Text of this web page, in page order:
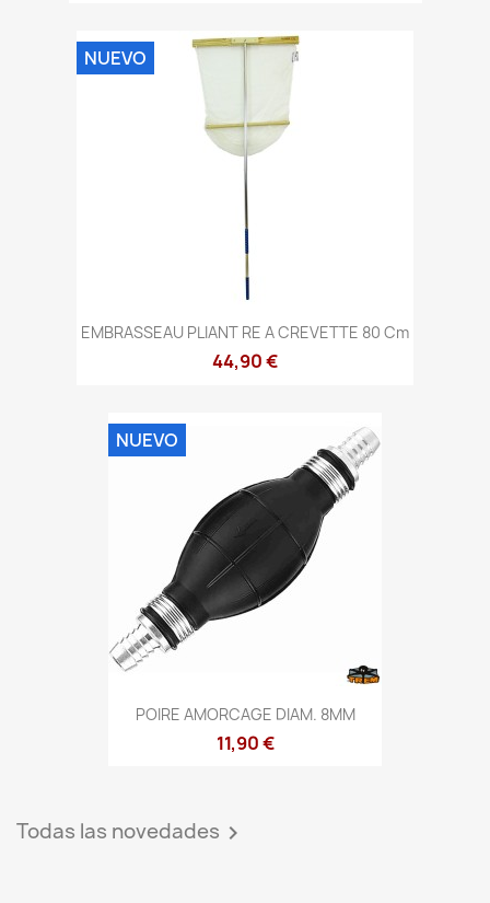
EMBRASSEAU PLIANT RE A CREVETTE 80 Cm
44,90 €
NUEVO
POIRE AMORCAGE DIAM. 8MM
11,90 €
NUEVO
Todas las novedades 